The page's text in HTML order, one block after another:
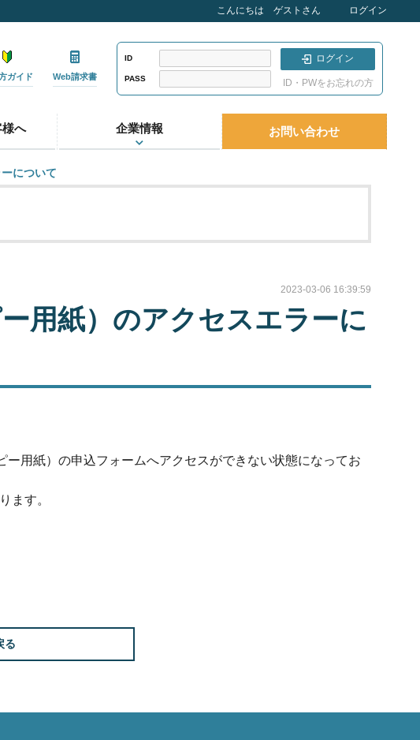
こんにちは ゲストさん ログイン
ガイド Web請求書
ID
PASS
ログイン
ID・PWをお忘れの方
へ 企業情報 お問い合わせ
について
2023-03-06 16:39:59
用紙）のアクセスエラーに
用紙）の申込フォームへアクセスができない状態になってお
ます。
る